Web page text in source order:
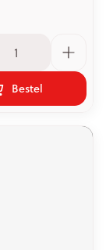
Bestel